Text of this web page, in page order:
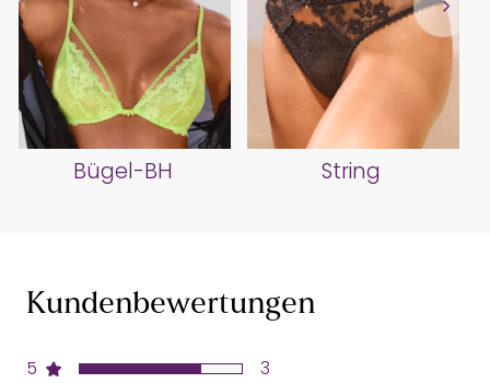
Bügel-BH String
Kundenbewertungen
5
3